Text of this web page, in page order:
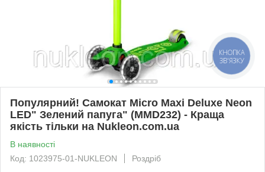
Популярний! Самокат Micro Maxi Deluxe Neon
LED" Зелений папуга" (MMD232) - Краща
якість тільки на Nukleon.com.ua
В наявності
Код: 1023975-01-NUKLEON
Роздріб